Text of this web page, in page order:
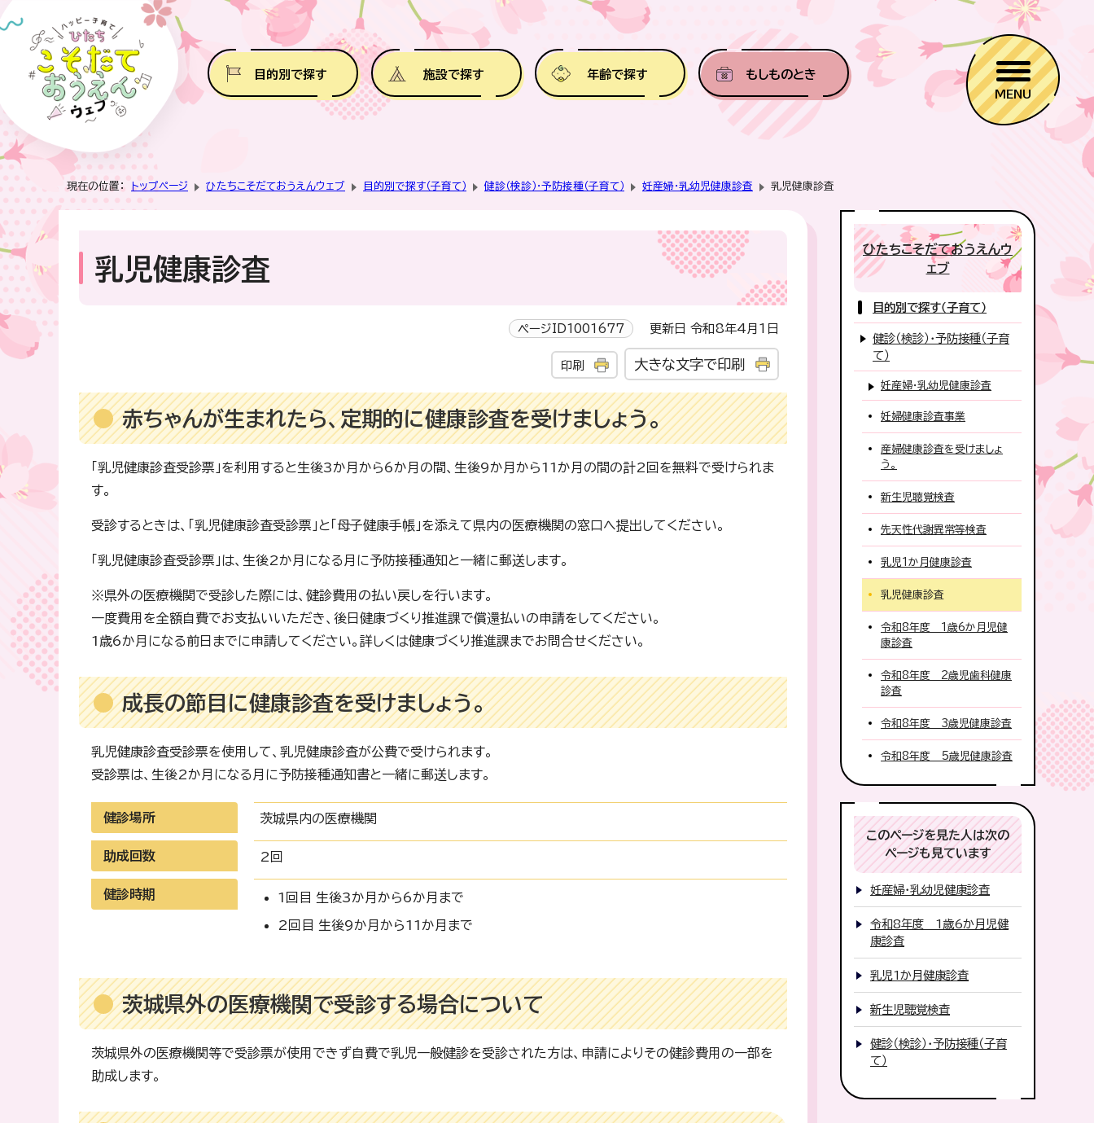
目的別で探す 施設で探す 年齢で探す もしものとき
MENU
現在の位置： トップページ ひたちこそだておうえんウェブ 目的別で探す（子育て） 健診（検診）・予防接種（子育て） 妊産婦・乳幼児健康診査 乳児健康診査
乳児健康診査
ページID1001677 更新日 令和8年4月1日
印刷 大きな文字で印刷
赤ちゃんが生まれたら、定期的に健康診査を受けましょう。
「乳児健康診査受診票」を利用すると生後3か月から6か月の間、生後9か月から11か月の間の計2回を無料で受けられま
す。
受診するときは、「乳児健康診査受診票」と「母子健康手帳」を添えて県内の医療機関の窓口へ提出してください。
「乳児健康診査受診票」は、生後2か月になる月に予防接種通知と一緒に郵送します。
※県外の医療機関で受診した際には、健診費用の払い戻しを行います。
一度費用を全額自費でお支払いいただき、後日健康づくり推進課で償還払いの申請をしてください。
1歳6か月になる前日までに申請してください。詳しくは健康づくり推進課までお問合せください。
成長の節目に健康診査を受けましょう。
乳児健康診査受診票を使用して、乳児健康診査が公費で受けられます。
受診票は、生後2か月になる月に予防接種通知書と一緒に郵送します。
健診場所 茨城県内の医療機関
助成回数 2回
健診時期 1回目 生後3か月から6か月まで
2回目 生後9か月から11か月まで
茨城県外の医療機関で受診する場合について
茨城県外の医療機関等で受診票が使用できず自費で乳児一般健診を受診された方は、申請によりその健診費用の一部を
助成します。
ひたちこそだておうえんウ
ェブ
目的別で探す（子育て）
健診（検診）・予防接種（子育
て）
妊産婦・乳幼児健康診査
妊婦健康診査事業
産婦健康診査を受けましょ
う。
新生児聴覚検査
先天性代謝異常等検査
乳児1か月健康診査
乳児健康診査
令和8年度 1歳6か月児健
康診査
令和8年度 2歳児歯科健康
診査
令和8年度 3歳児健康診査
令和8年度 5歳児健康診査
このページを見た人は次の
ページも見ています
妊産婦・乳幼児健康診査
令和8年度 1歳6か月児健
康診査
乳児1か月健康診査
新生児聴覚検査
健診（検診）・予防接種（子育
て）